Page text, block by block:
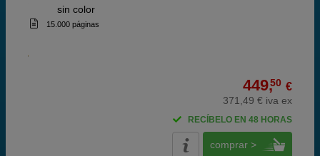
sin color
15.000 páginas
449,50 €
371,49 € iva ex
RECÍBELO EN 48 HORAS
comprar >